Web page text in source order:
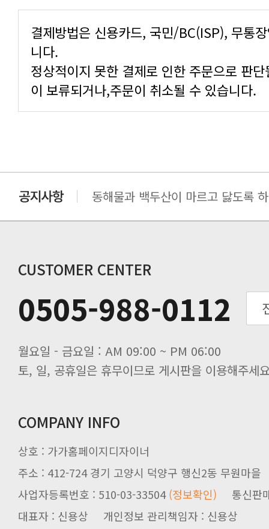
니다.
이 보류되거나,주문이 취소될 수 있습니다.
동해물과 백두산이 마르고 닳도록
동해물과 백두산이 마르고 닳도록
동해물과 백두산이 마르고 닳도록
동해물과 백두산이 마르고 닳도록
동해물과 백두산이 마르고 닳도록
CUSTOMER CENTER
0505-988-0112
월요일 - 금요일 : AM 09:00 ~ PM 06:00
토, 일, 공휴일은 휴무이므로 게시판을 이용해주세
COMPANY INFO
상호 : 가가홈페이지디자이너
주소 : 412-724 경기 고양시 덕양구 행신2동 무원마을
사업자등록번호 : 510-03-33504(정보확인) 통신판
대표자 : 신용상 개인정보 관리책임자 : 신용상